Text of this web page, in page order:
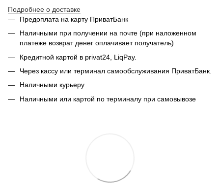
Подробнее о доставке
Предоплата на карту ПриватБанк
Наличными при получении на почте (при наложенном
платеже возврат денег оплачивает получатель)
Кредитной картой в privat24, LiqPay.
Через кассу или терминал самообслуживания ПриватБанк.
Наличными курьеру
Наличными или картой по терминалу при самовывозе